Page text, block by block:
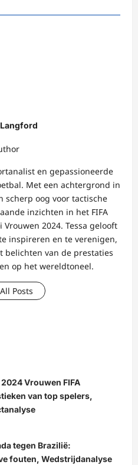
en gepassioneerde
Met een achtergrond in
scherp oog voor tactische
inzichten in het FIFA
2024. Tessa gelooft
inspireren en te verenigen,
belichten van de prestaties
op het wereldtoneel.
Posts
Vrouwen FIFA
van top spelers,
tegen Brazilië:
fouten, Wedstrijdanalyse